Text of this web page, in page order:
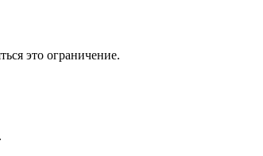
это ограничение.